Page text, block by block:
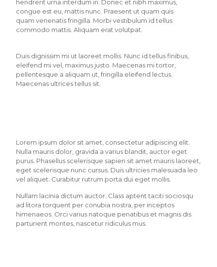
hendrerit urna interdum in. Donec et nibh maximus,
congue est eu, mattis nunc. Praesent ut quam quis
quam venenatis fringilla. Morbi vestibulum id tellus
commodo mattis. Aliquam erat volutpat.
Duis dignissim mi ut laoreet mollis. Nunc id tellus finibus,
eleifend mi vel, maximus justo. Maecenas mi tortor,
pellentesque a aliquam ut, fringilla eleifend lectus.
Maecenas ultrices tellus sit.
Lorem ipsum dolor sit amet, consectetur adipiscing elit.
Nulla mauris dolor, gravida a varius blandit, auctor eget
purus. Phasellus scelerisque sapien sit amet mauris laoreet,
eget scelerisque nunc cursus. Duis ultricies malesuada leo
vel aliquet. Curabitur rutrum porta dui eget mollis.
Nullam lacinia dictum auctor. Class aptent taciti sociosqu
ad litora torquent per conubia nostra, per inceptos
himenaeos. Orci varius natoque penatibus et magnis dis
parturient montes, nascetur ridiculus mus.